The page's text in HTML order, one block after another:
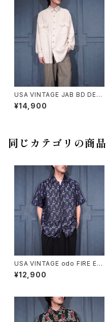
USA VINTAGE JAB BD DESI
GN SILK SHIRT/アメリカ古着
ボタンダウンデザインシルクシャ
¥14,900
同じカテゴリの商品
USA VINTAGE odo FIRE EM
BROIDERY JACQUARD DES
IGN OPEN COLLAR HALF S
ンオープンカラー半袖シャツ
¥12,900